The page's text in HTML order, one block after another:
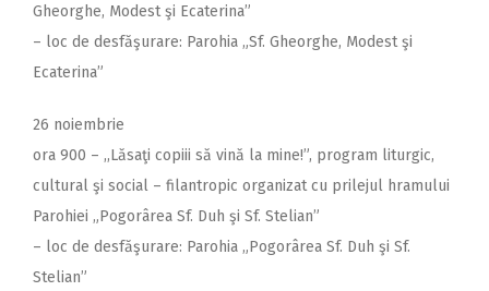
Gheorghe, Modest şi Ecaterina”
– loc de desfăşurare: Parohia „Sf. Gheorghe, Modest şi
Ecaterina”
26 noiembrie
ora 900 – ,,Lăsaţi copiii să vină la mine!”, program liturgic,
cultural şi social – filantropic organizat cu prilejul hramului
Parohiei „Pogorârea Sf. Duh şi Sf. Stelian”
– loc de desfăşurare: Parohia „Pogorârea Sf. Duh şi Sf.
Stelian”